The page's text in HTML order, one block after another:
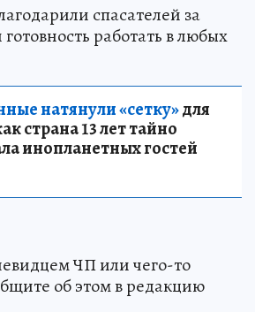
спасателей за
работать в любых
натянули «сетку»для
страна 13 лет тайно
инопланетных гостей
ЧП или чего-то
об этом в редакцию